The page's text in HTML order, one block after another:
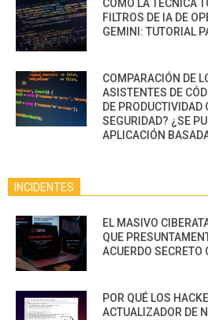
CÓMO LA TÉCNICA
FILTROS DE IA DE
GEMINI: TUTORIAL
COMPARACIÓN DE
ASISTENTES DE
DE PRODUCTIVIDAD
SEGURIDAD? ¿SE
APLICACIÓN
INCIDENTES
EL MASIVO
QUE
ACUERDO SECRETO
POR QUÉ LOS
ACTUALIZADOR DE